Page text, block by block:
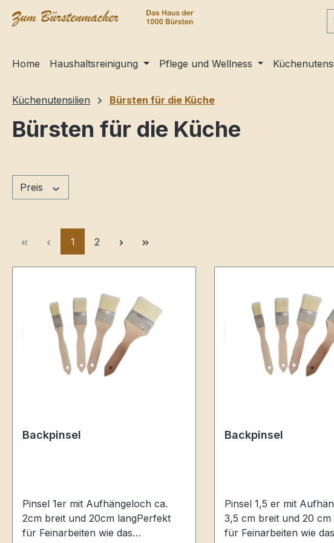
Zur Hauptnavigation springen
Home Haushaltsreinigung Pflege und Wellness
Küchenutensilien Bürsten für die Küche
Bürsten für die Küche
Preis
Seite
1 Seite
2
Backpinsel
Pinsel 1er mit Aufhängeloch ca.
2cm breit und 20cm langPerfekt
für Feinarbeiten wie das
Backpinsel
Pinsel 1,5 er mit Aufhängeloch ca.
3,5 cm breit und 20
für Feinarbeiten wie das